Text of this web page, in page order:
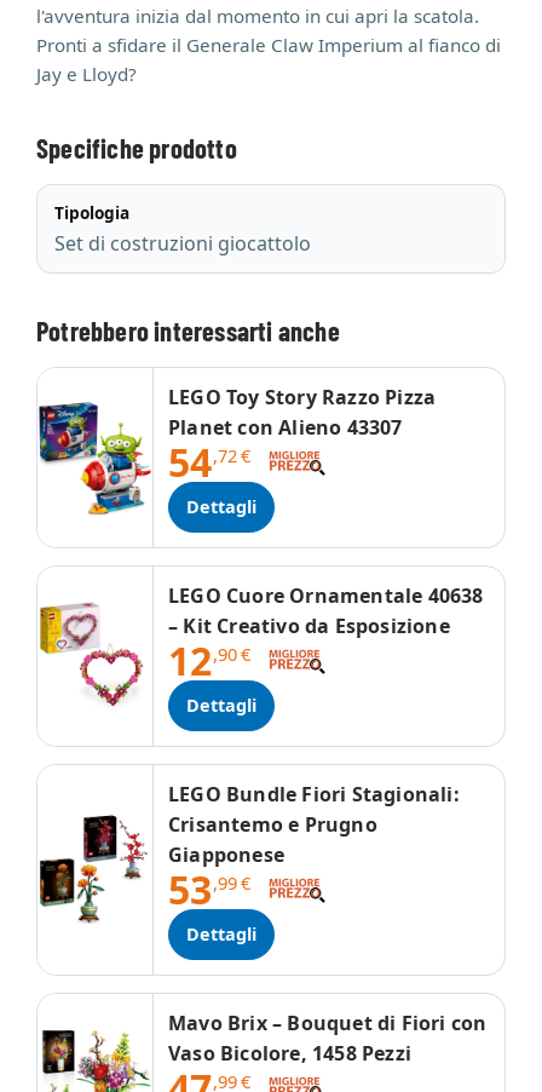
l'avventura inizia dal momento in cui apri la scatola.
Pronti a sfidare il Generale Claw Imperium al fianco di
Jay e Lloyd?
Specifiche prodotto
Tipologia
Set di costruzioni giocattolo
Potrebbero interessarti anche
LEGO Toy Story Razzo Pizza
Planet con Alieno 43307
54,72€
Dettagli
LEGO Cuore Ornamentale 40638
– Kit Creativo da Esposizione
12,90€
Dettagli
LEGO Bundle Fiori Stagionali:
Crisantemo e Prugno
Giapponese
53,99€
Dettagli
Mavo Brix – Bouquet di Fiori con
Vaso Bicolore, 1458 Pezzi
,99€